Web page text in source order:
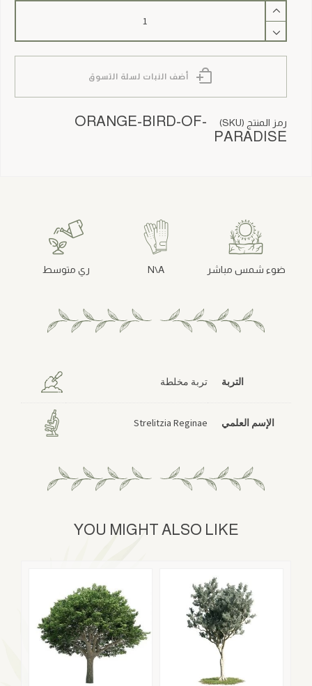
كمية
Orange
Bird
of
Paradise
أضف النبات لسلة التسوق
رمز المنتج (SKU)
ORANGE-BIRD-OF-
PARADISE
ضوء شمس مباشر N\A ري متوسط
التربة تربة مخلطة
الإسم العلمي Strelitzia Reginae
YOU MIGHT ALSO LIKE